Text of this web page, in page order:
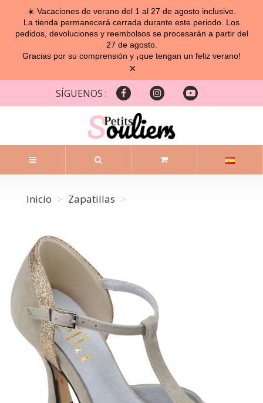
☀️ Vacaciones de verano del 1 al 27 de agosto inclusive.
La tienda permanecerá cerrada durante este periodo. Los
pedidos, devoluciones y reembolsos se procesarán a partir del
27 de agosto.
Gracias por su comprensión y ¡que tengan un feliz verano!
×
SÍGUENOS :
Inicio Zapatillas